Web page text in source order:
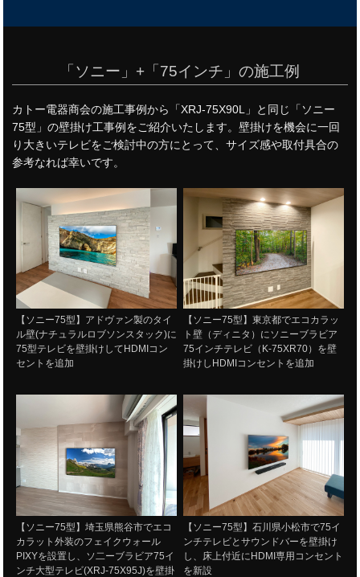
「ソニー」+「75インチ」の施工例
カトー電器商会の施工事例から「XRJ-75X90L」と同じ「ソニー
75型」の壁掛け工事例をご紹介いたします。壁掛けを機会に一回
り大きいテレビをご検討中の方にとって、サイズ感や取付具合の
参考なれば幸いです。
【ソニー75型】アドヴァン製のタイ
ル壁(ナチュラルロブソンスタック)に
75型テレビを壁掛けしてHDMIコン
セントを追加
【ソニー75型】東京都でエコカラッ
ト壁（ディニタ）にソニーブラビア
75インチテレビ（K-75XR70）を壁
掛けしHDMIコンセントを追加
【ソニー75型】埼玉県熊谷市でエコ
カラット外装のフェイクウォール
PIXYを設置し、ソ二ーブラビア75イ
ンチ大型テレビ(XRJ-75X95J)を壁掛
【ソニー75型】石川県小松市で75イ
ンチテレビとサウンドバーを壁掛け
し、床上付近にHDMI専用コンセント
を新設